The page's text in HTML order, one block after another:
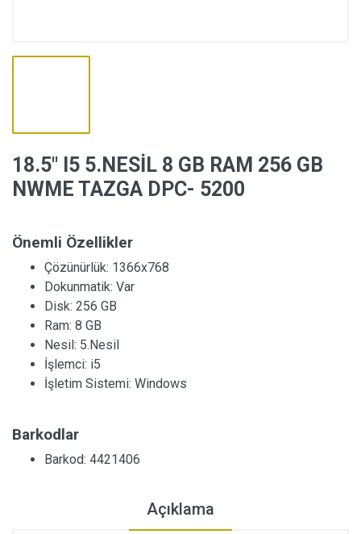
18.5″ I5 5.NESİL 8 GB RAM 256 GB
NWME TAZGA DPC- 5200
Önemli Özellikler
Çözünürlük: 1366x768
Dokunmatik: Var
Disk: 256 GB
Ram: 8 GB
Nesil: 5.Nesil
İşlemci: i5
İşletim Sistemi: Windows
Barkodlar
Barkod: 4421406
Açıklama